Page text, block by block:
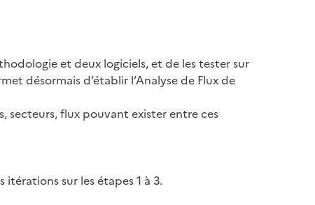
et deux logiciels, et de les tester sur
désormais d’établir l’Analyse de Flux de
secteurs, flux pouvant exister entre ces
sur les étapes 1 à 3.